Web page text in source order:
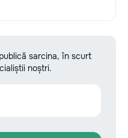
sarcina, în scurt
noștri.